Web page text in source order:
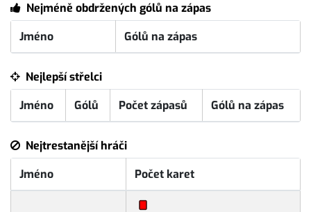
Nejméně obdržených gólů na zápas
Jméno
Gólů na zápas
Nejlepší střelci
Jméno
Gólů Počet zápasů Gólů na zápas
Nejtrestanější hráči
Jméno
Počet karet